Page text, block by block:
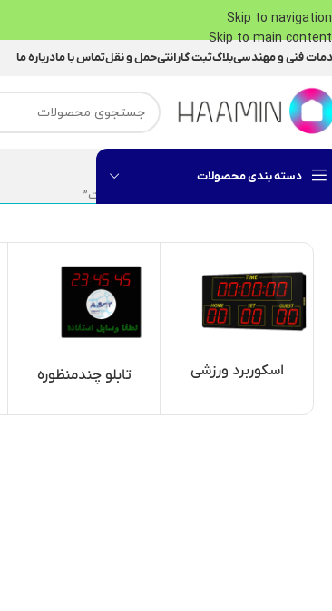
Skip to navigation
Skip to main content
فنی و مهندسیبلاگثبت گارانتیحمل و نقلتماس با مادرباره ما
دسته بندی محصولات
محصولات برچسب خورده “تابلو امتیازات”
اسکوربرد ورزشی تابلو چندمنظوره